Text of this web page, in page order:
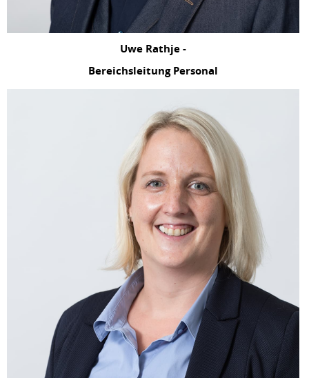
Uwe Rathje -
Bereichsleitung Personal